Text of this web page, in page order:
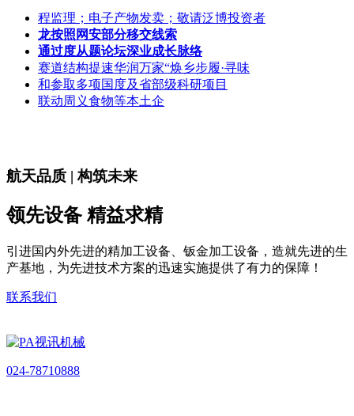
程监理；电子产物发卖；敬请泛博投资者
龙按照网安部分移交线索
通过度从题论坛深业成长脉络
赛道结构提速华润万家“焕乡步履·寻味
和参取多项国度及省部级科研项目
联动周义食物等本土企
航天品质 | 构筑未来
领先设备 精益求精
引进国内外先进的精加工设备、钣金加工设备，造就先进的生
产基地，为先进技术方案的迅速实施提供了有力的保障！
联系我们
024-78710888